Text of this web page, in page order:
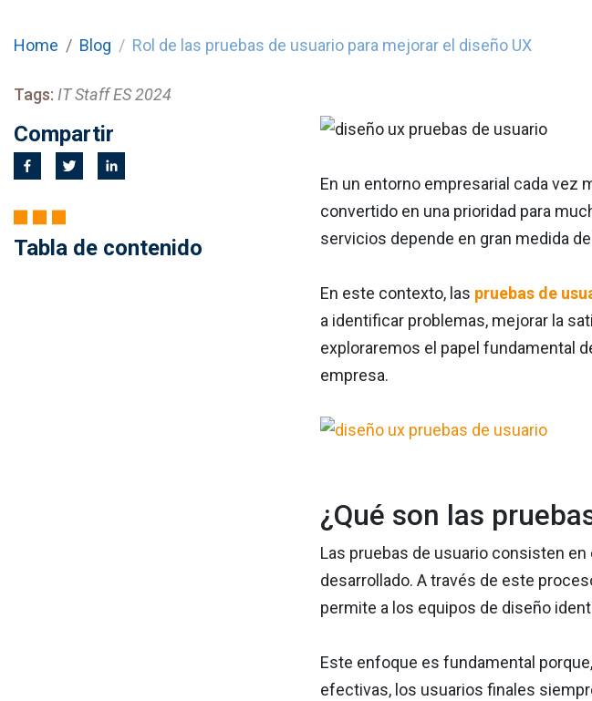
Home Blog Rol de las pruebas de usuario para mejorar el diseño UX
Tags: IT Staff ES 2024
Compartir
Tabla de contenido
En un entorno empresarial cada vez
convertido en una prioridad para
servicios depende en gran medida
En este contexto, las pruebas de
a identificar problemas, mejorar la
exploraremos el papel fundamental
empresa.
¿Qué son las
Las pruebas de usuario consisten en
desarrollado. A través de este
permite a los equipos de diseño
Este enfoque es fundamental
efectivas, los usuarios finales